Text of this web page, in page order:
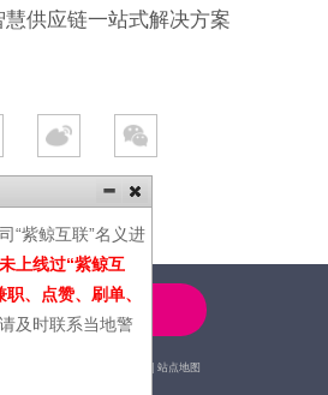
慧供应链一站式解决方案
4000-600-366
站点地图
“紫鲸互联”名义进
上线过“紫鲸互
、点赞、刷单、
及时联系当地警